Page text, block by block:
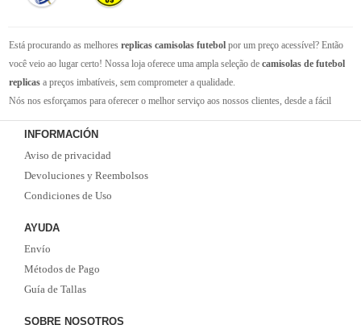
Está procurando as melhores replicas camisolas futebol por um preço acessível? Então
você veio ao lugar certo! Nossa loja oferece uma ampla seleção de camisolas de futebol
replicas a preços imbatíveis, sem comprometer a qualidade.
Nós nos esforçamos para oferecer o melhor serviço aos nossos clientes, desde a fácil
navegação em nosso site até a entrega rápida de seus pedidos. Com nossa equipe de
atendimento ao cliente amigável e experiente, você pode ter certeza de que receberá suporte
em todas as etapas do processo de compra.
Não se esqueça que, se o valor da sua compra for superior a 99 euros, oferecemos o
serviço de entrega EMS gratuito. Não perca a oportunidade de adquirir as melhores
INFORMACIÓN
Aviso de privacidad
Devoluciones y Reembolsos
Condiciones de Uso
AYUDA
Envío
Métodos de Pago
Guía de Tallas
SOBRE NOSOTROS